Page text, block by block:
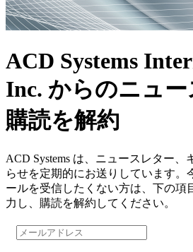
ACD Systems
Inc. からのニュ
購読を解約
ACD Systems は、ニュースレター
らせを定期的にお送りしています。
ールを受信したくない方は、下の項
力し、購読を解約してください。